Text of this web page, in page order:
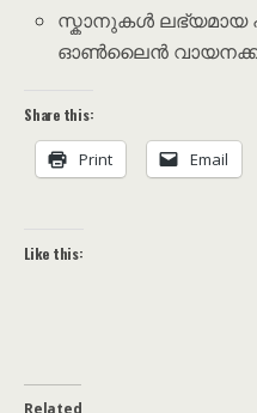
സ്കാനുകൾ ലഭ്യമായ
ഓൺലൈൻ
Share this:
Print Email
Like this: